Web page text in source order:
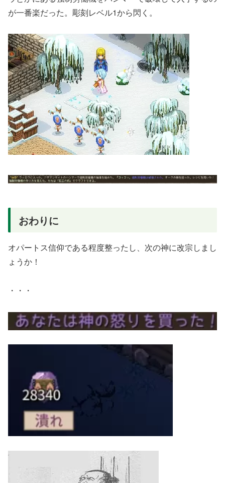
が一番楽だった。彫刻レベル1から閃く。
おわりに
オパートス信仰である程度整ったし、次の神に改宗しまし
ょうか！
・・・